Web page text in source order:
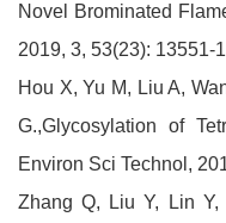
Novel Brominated
2019, 3, 53(23): 13551-
Hou X, Yu M, Liu A,
G.,Glycosylation of
Environ Sci Technol,
Zhang Q, Liu Y, Lin